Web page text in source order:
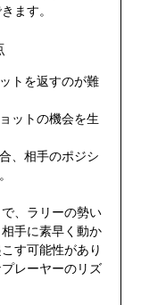
ます。
トを返すのが難
ットの機会を生
、相手のポジシ
、ラリーの勢い
手に素早く動か
す可能性があり
レーヤーのリズ